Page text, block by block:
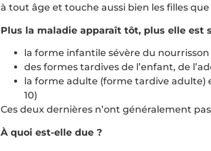
à tout âge et touche aussi bien les filles que
Plus la maladie apparaît tôt, plus elle est
la forme infantile sévère du
des formes tardives de l’enfant, de
la forme adulte (forme tardive adulte)
10)
Ces deux dernières n’ont généralement
À quoi est-elle due ?